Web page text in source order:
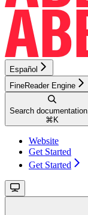
Español
FineReader Engine
Search
⌘ K
Website
Get Started
Get Started